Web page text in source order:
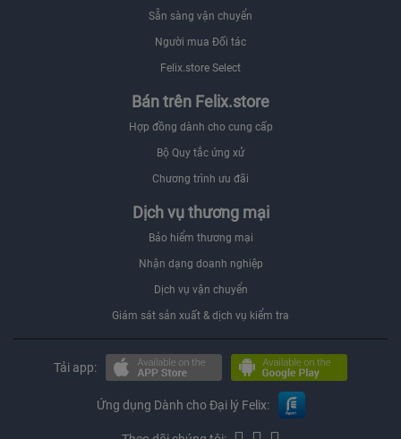
Sẵn sàng vận chuyển
Người mua Đối tác
Felix.store Select
Bán trên Felix.store
Hợp đồng dành cho cung cấp
Bộ Quy tắc ứng xử
Chương trình ưu đãi
Dịch vụ thương mại
Bảo hiểm thương mại
Nhận dạng doanh nghiệp
Dịch vụ vận chuyển
Giám sát sản xuất & dịch vụ kiểm tra
Tải app:
Ứng dụng Dành cho Đại lý Felix: